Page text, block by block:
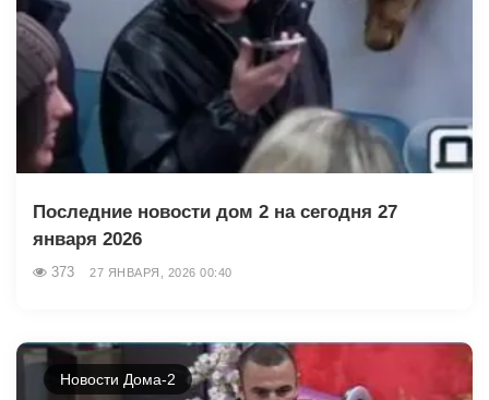
Последние новости дом 2 на сегодня 27
января 2026
373 27 ЯНВАРЯ, 2026 00:40
Новости Дома-2